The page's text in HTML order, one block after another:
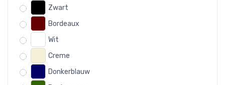
Zwart
Bordeaux
Wit
Creme
Donkerblauw